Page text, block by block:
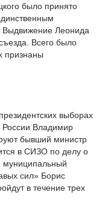
было принято
Выдвижение Леонида
Всего было
признаны
выборах
России Владимир
бывший министр
в СИЗО по делу о
муниципальный
сил» Борис
в течение трех